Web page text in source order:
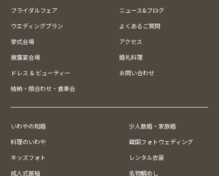
ブライダルフェア
ニュース&ブログ
ウエディングプラン
よくあるご質問
挙式会場
アクセス
披露宴会場
婚礼料理
ドレス & ビューティー
お問い合わせ
結納・顔合わせ・食事会
いわやの和婚
少人数婚・家族婚
料理のいわや
韓国フォトウェディング
キッズフォト
レンタル衣装
成人式振袖
名物鯛めし